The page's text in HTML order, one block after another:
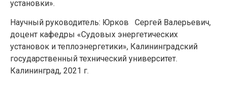
установки».
Научный руководитель: Юрков Сергей Валерьевич,
доцент кафедры «Судовых энергетических
установок и теплоэнергетики», Калининградский
государственный технический университет.
Калининград, 2021 г.